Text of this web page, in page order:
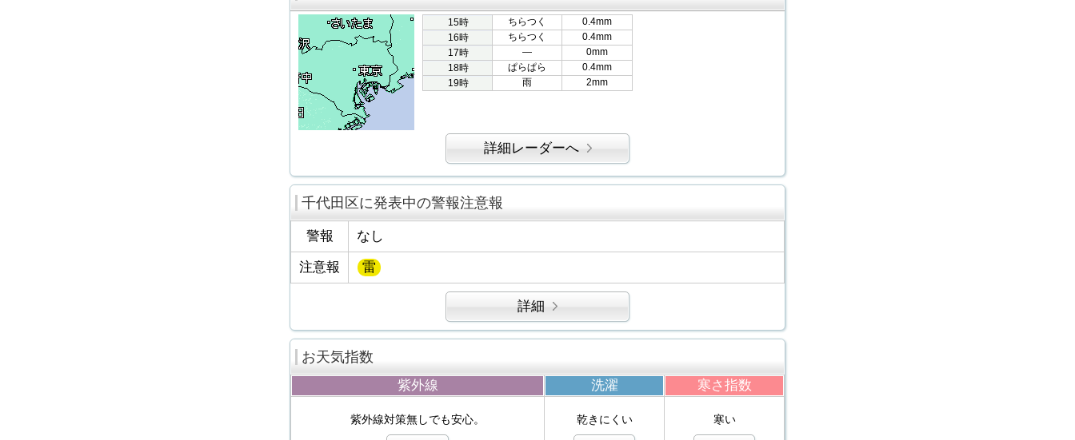
15時 ちらつく
0.4mm
16時
ちらつく
0.4mm
17時
―
0mm
18時
ぱらぱら
0.4mm
19時
雨 2mm
詳細レーダーへ
千代田区に発表中の警報注意報
警報 なし
注意報 雷
詳細
お天気指数
紫外線 洗濯 寒さ指数
紫外線対策無しでも安心。 乾きにくい 寒い